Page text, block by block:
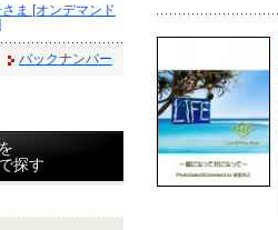
ま [オンデマンド
バックナンバー
を
探す